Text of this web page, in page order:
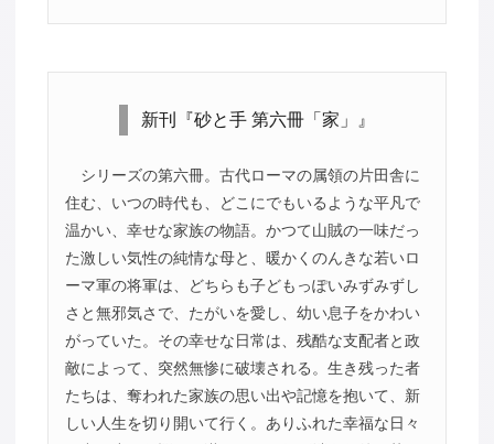
新刊『砂と手 第六冊「家」』
シリーズの第六冊。古代ローマの属領の片田舎に
住む、いつの時代も、どこにでもいるような平凡で
温かい、幸せな家族の物語。かつて山賊の一味だっ
た激しい気性の純情な母と、暖かくのんきな若いロ
ーマ軍の将軍は、どちらも子どもっぽいみずみずし
さと無邪気さで、たがいを愛し、幼い息子をかわい
がっていた。その幸せな日常は、残酷な支配者と政
敵によって、突然無惨に破壊される。生き残った者
たちは、奪われた家族の思い出や記憶を抱いて、新
しい人生を切り開いて行く。ありふれた幸福な日々